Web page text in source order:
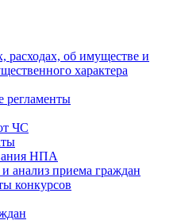
расходах, об имуществе и
характера
регламенты
ЧС
НПА
анализ приема граждан
конкурсов